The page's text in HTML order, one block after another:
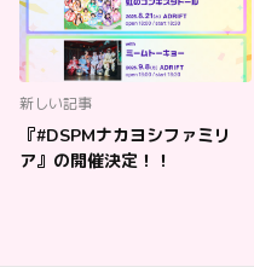
新しい記事
『#DSPMナカヨシファミリ
ア』の開催決定！！